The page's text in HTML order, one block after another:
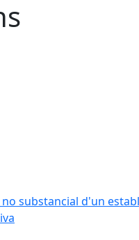
substancial d'un